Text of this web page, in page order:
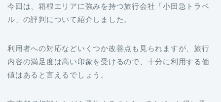
今回は、箱根エリアに強みを持つ旅行会社「小田急トラベ
ル」の評判について紹介しました。
利用者への対応などいくつか改善点も見られますが、旅行
内容の満足度は高い印象を受けるので、十分に利用する価
値はあると言えるでしょう。